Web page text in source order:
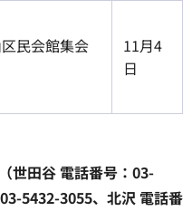
民会館集会
11月4
日
世田谷 電話番号：03-
5432-3055、北沢 電話番